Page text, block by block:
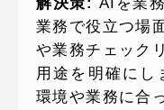
業務で役立つ場
や業務チェック
用途を明確にし
環境や業務に合